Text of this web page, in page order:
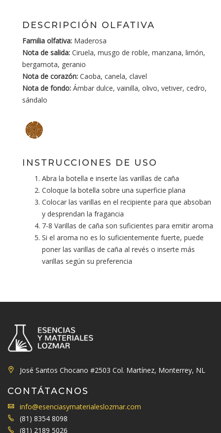
DESCRIPCIÓN OLFATIVA
Familia olfativa: Maderosa
Nota de salida: Ciruela, musgo de roble, manzana, limón,
bergamota, geranio
Nota de corazón: Caoba, canela, clavel
Nota de fondo: Ámbar dulce, vainilla, olivo, vetiver, cedro,
sándalo
INSTRUCCIONES DE USO
Abra la botella e inserte las varillas de caña
Coloque la botella sobre una superficie plana
Colocar las varillas en el recipiente para que absoban
y desprendan la fragancia
7-8 Varillas de caña son suficientes para emitir aroma
Si el aroma no es lo suficientemente fuerte, puede
poner las varillas de caña al revés o inserte más
varillas según su preferencia
José Santos Chocano #2503 Col. Martínez, Monterrey, NL
CONTÁTACNOS
info@esenciasymaterialeslozmar.com
(81) 8354 8098
(81) 2189 5026